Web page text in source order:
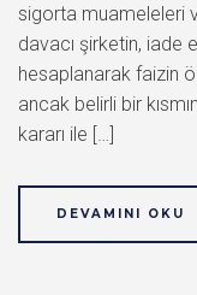
sigorta muameleleri
davacı şirketin, iade
hesaplanarak faizin
ancak belirli bir
kararı ile […]
DEVAMINI OKU